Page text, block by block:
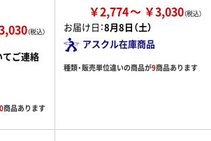
てご連絡
商品あります
￥2,774 ￥3,030
お届け日：8月8日（土）
アスクル在庫商品
種類・販売単位違いの商品が9商品あります